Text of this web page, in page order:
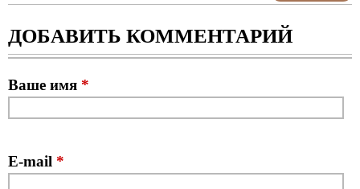
ДОБАВИТЬ КОММЕНТАРИЙ
Ваше имя *
E-mail *